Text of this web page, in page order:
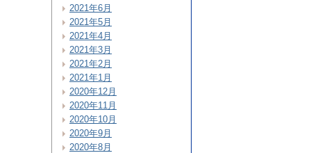
2021年6月
2021年5月
2021年4月
2021年3月
2021年2月
2021年1月
2020年12月
2020年11月
2020年10月
2020年9月
2020年8月